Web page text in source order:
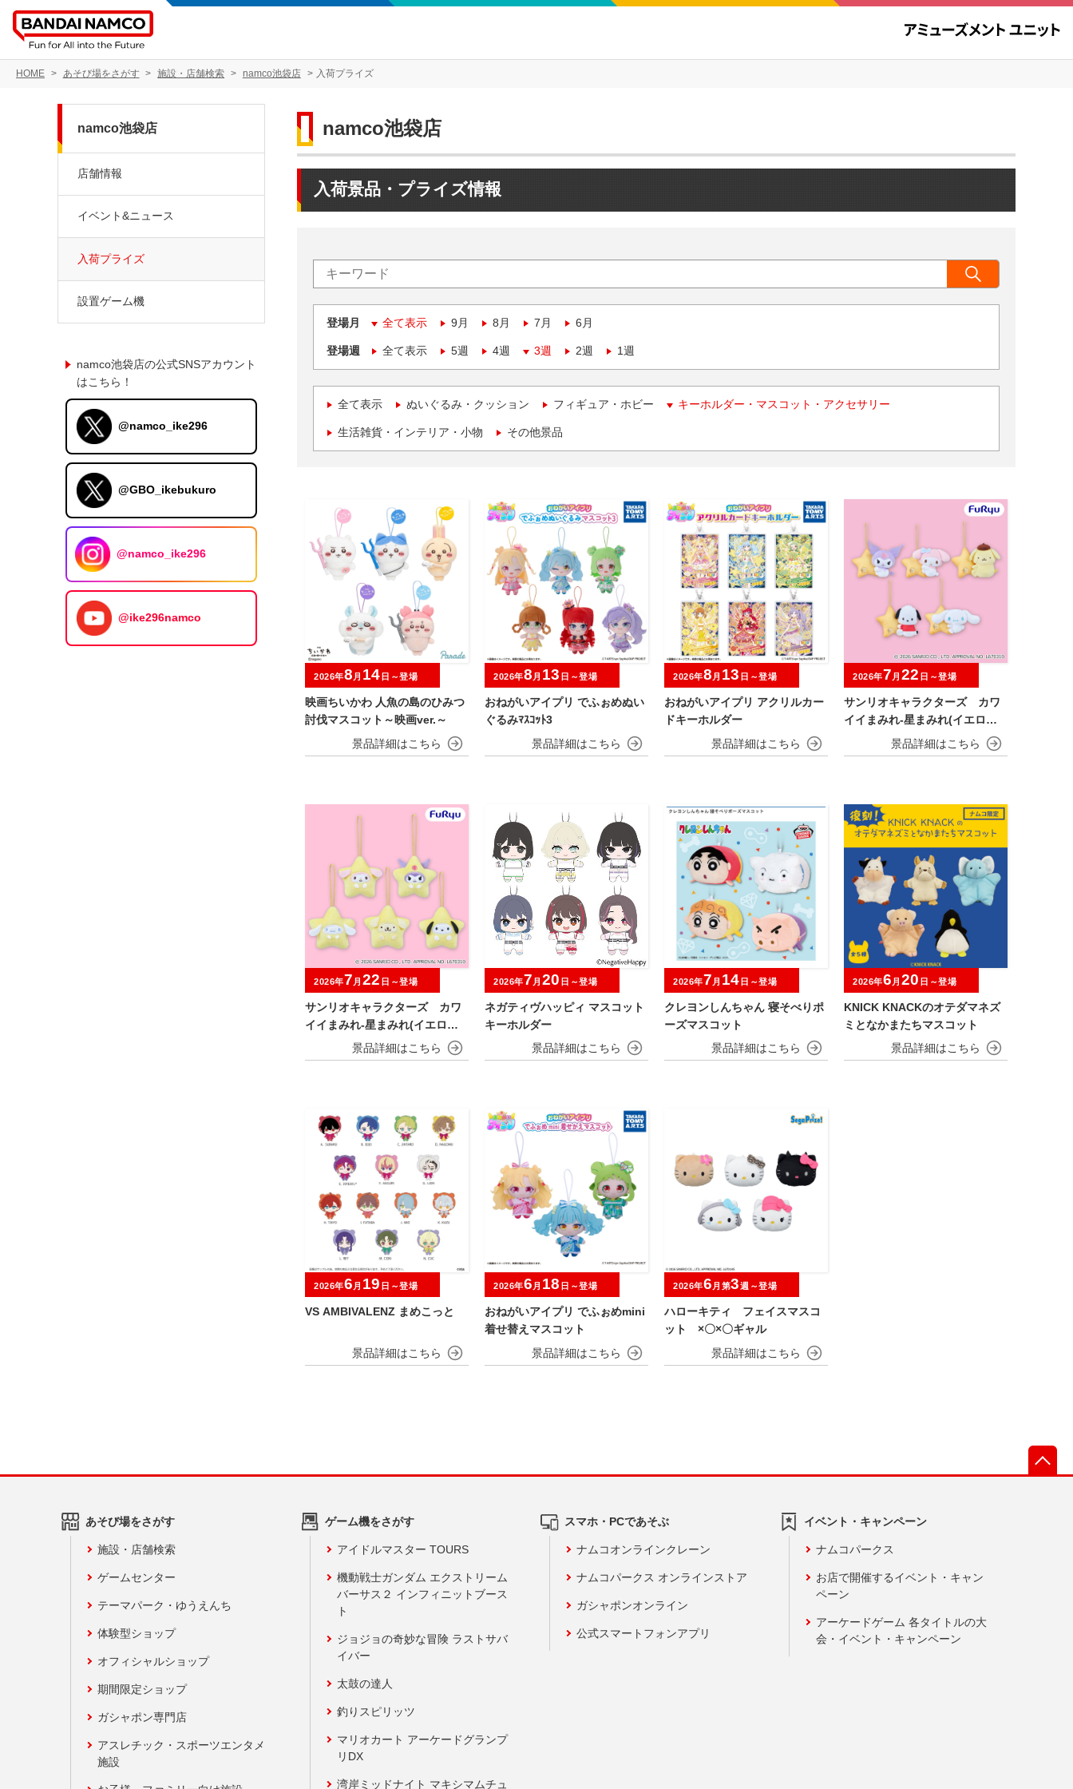
HOME あそび場をさがす 施設・店舗検索 namco池袋店 入荷プライズ
namco池袋店
入荷景品・プライズ情報
登場月 全て表示 9月 8月 7月 6月
登場週 全て表示 5週 4週 3週 2週 1週
全て表示 ぬいぐるみ・クッション フィギュア・ホビー キーホルダー・マスコット・アクセサリー
生活雑貨・インテリア・小物 その他景品
映画ちいかわ 人魚の島のひみつ
討伐マスコット～映画ver.～
2026年8 月 14 日～登場
おねがいアイプリ でふぉめぬい
ぐるみﾏｽｺｯﾄ3
2026年8 月 13 日～登場
おねがいアイプリ アクリルカー
ドキーホルダー
2026年8 月 13 日～登場
サンリオキャラクターズ カワ
イイまみれ-星まみれ(イエロー)-
マスコット
2026年7 月 22 日～登場
サンリオキャラクターズ カワ
イイまみれ-星まみれ(イエロー)-
ミニマスコット
2026年7 月 22 日～登場
ネガティヴハッピィ マスコット
キーホルダー
2026年7 月 20 日～登場
クレヨンしんちゃん 寝そべりポ
ーズマスコット
2026年7 月 14 日～登場
KNICK KNACKのオテダマネズ
ミとなかまたちマスコット
2026年6 月 20 日～登場
VS AMBIVALENZ まめこっと
2026年6 月 19 日～登場
おねがいアイプリ でふぉめmini
着せ替えマスコット
2026年6 月 18 日～登場
ハローキティ フェイスマスコ
ット ×〇×〇ギャル
2026年6 月第3週～登場
namco池袋店
店舗情報
イベント&ニュース
入荷プライズ
設置ゲーム機
namco池袋店の公式SNSアカウント
はこちら！
@namco_ike296
@GBO_ikebukuro
@namco_ike296
@ike296namco
あそび場をさがす
施設・店舗検索
ゲームセンター
テーマパーク・ゆうえんち
体験型ショップ
オフィシャルショップ
期間限定ショップ
ガシャポン専門店
アスレチック・スポーツエンタメ
施設
ゲーム機をさがす
アイドルマスター TOURS
機動戦士ガンダム エクストリーム
バーサス２ インフィニットブース
ト
ジョジョの奇妙な冒険 ラストサバ
イバー
太鼓の達人
釣りスピリッツ
マリオカート アーケードグランプ
リDX
湾岸ミッドナイト マキシマムチュ
スマホ・PCであそぶ
ナムコオンラインクレーン
ナムコパークス オンラインストア
ガシャポンオンライン
公式スマートフォンアプリ
イベント・キャンペーン
ナムコパークス
お店で開催するイベント・キャン
ペーン
アーケードゲーム 各タイトルの大
会・イベント・キャンペーン